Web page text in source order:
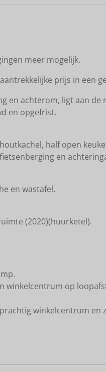
meer mogelijk.
prijs in een
achterom, ligt aan de
en opgefrist.
half open
en
en wastafel.
(2020)(huurketel).
winkelcentrum op
winkelcentrum en